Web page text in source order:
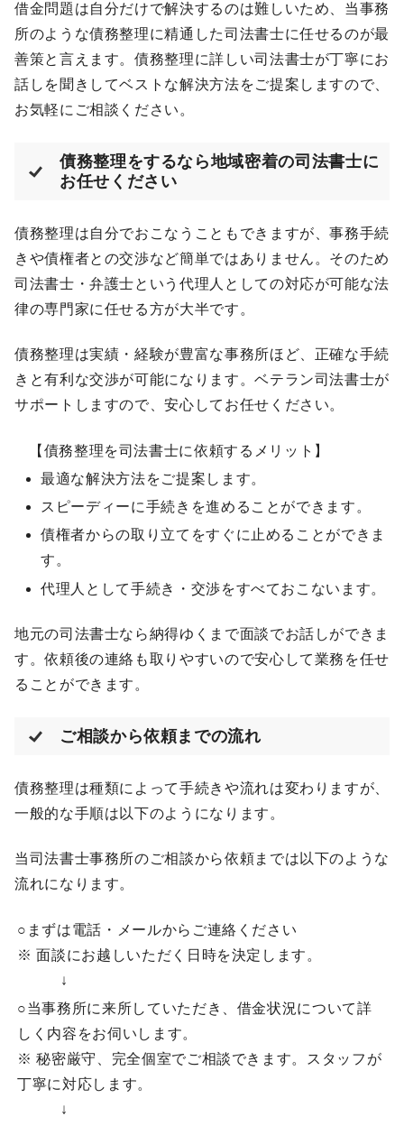
借金問題は自分だけで解決するのは難しいため、当事務
所のような債務整理に精通した司法書士に任せるのが最
善策と言えます。債務整理に詳しい司法書士が丁寧にお
話しを聞きしてベストな解決方法をご提案しますので、
お気軽にご相談ください。
債務整理をするなら地域密着の司法書士に
お任せください
債務整理は自分でおこなうこともできますが、事務手続
きや債権者との交渉など簡単ではありません。そのため
司法書士・弁護士という代理人としての対応が可能な法
律の専門家に任せる方が大半です。
債務整理は実績・経験が豊富な事務所ほど、正確な手続
きと有利な交渉が可能になります。ベテラン司法書士が
サポートしますので、安心してお任せください。
【債務整理を司法書士に依頼するメリット】
最適な解決方法をご提案します。
スピーディーに手続きを進めることができます。
債権者からの取り立てをすぐに止めることができま
す。
代理人として手続き・交渉をすべておこないます。
地元の司法書士なら納得ゆくまで面談でお話しができま
す。依頼後の連絡も取りやすいので安心して業務を任せ
ることができます。
ご相談から依頼までの流れ
債務整理は種類によって手続きや流れは変わりますが、
一般的な手順は以下のようになります。
当司法書士事務所のご相談から依頼までは以下のような
流れになります。
○まずは電話・メールからご連絡ください
※ 面談にお越しいただく日時を決定します。
↓
○当事務所に来所していただき、借金状況について詳
しく内容をお伺いします。
※ 秘密厳守、完全個室でご相談できます。スタッフが
丁寧に対応します。
↓